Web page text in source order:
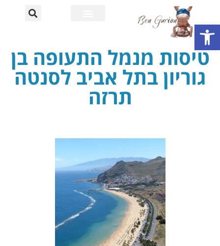
טיסות מנמל התעופה בן
גוריון בתל אביב לסנטה
תרזה
פתח סרגל נגישות